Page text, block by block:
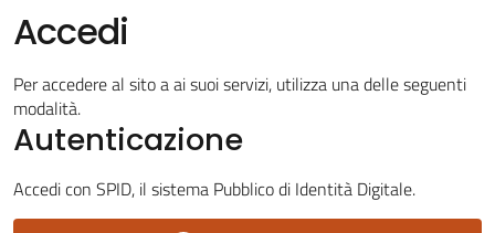
Vivere
Dozza
Accedi
Per accedere al sito a ai suoi servizi, utilizza una delle seguenti
modalità.
Autenticazione
Accedi con SPID, il sistema Pubblico di Identità Digitale.